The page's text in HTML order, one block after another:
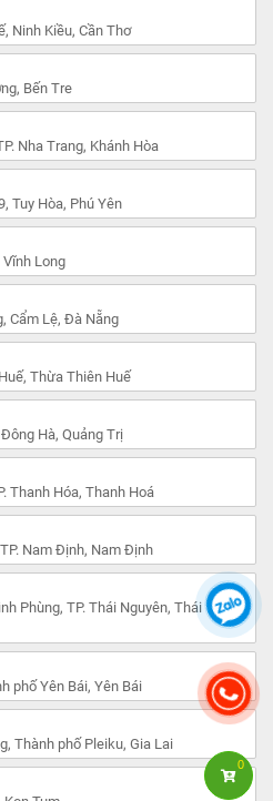
Ninh Kiều, Cần Thơ
Bến Tre
Nha Trang, Khánh Hòa
Tuy Hòa, Phú Yên
Long
Cẩm Lệ, Đà Nẵng
Thừa Thiên Huế
Hà, Quảng Trị
Thanh Hóa, Thanh Hoá
Nam Định, Nam Định
Phùng, TP. Thái Nguyên, Thái
phố Yên Bái, Yên Bái
Thành phố Pleiku, Gia Lai
0